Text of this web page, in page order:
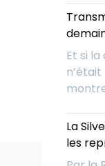
la
ne
à
?
Et si
La
les